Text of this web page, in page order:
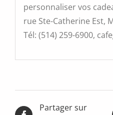
personnaliser vos
rue Ste-Catherine Est,
Tél: (514) 259-6900,
Partager sur